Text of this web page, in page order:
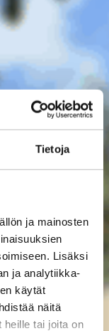
Tietoja
ja mainosten
Lisäksi
ja analytiikka-
käytät
näitä
heille tai joita on